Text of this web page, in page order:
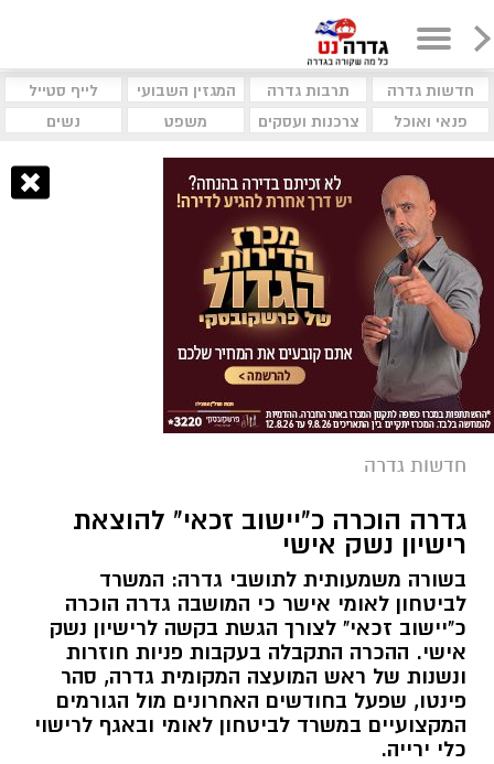
חדשות גדרה תרבות גדרה המגזין השבועי
לייף סטייל
פנאי ואוכל
צרכנות ועסקים משפט נשים
חדשות גדרה
גדרה הוכרה כ"יישוב זכאי" להוצאת
רישיון נשק אישי
בשורה משמעותית לתושבי גדרה: המשרד
לביטחון לאומי אישר כי המושבה גדרה הוכרה
כ"יישוב זכאי" לצורך הגשת בקשה לרישיון נשק
אישי. ההכרה התקבלה בעקבות פניות חוזרות
ונשנות של ראש המועצה המקומית גדרה, סהר
פינטו, שפעל בחודשים האחרונים מול הגורמים
המקצועיים במשרד לביטחון לאומי ובאגף לרישוי
כלי ירייה.